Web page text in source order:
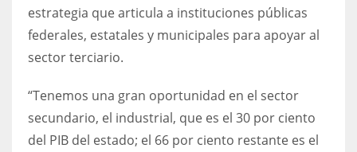
estrategia que articula a instituciones públicas
federales, estatales y municipales para apoyar al
sector terciario.
“Tenemos una gran oportunidad en el sector
secundario, el industrial, que es el 30 por ciento
del PIB del estado; el 66 por ciento restante es el